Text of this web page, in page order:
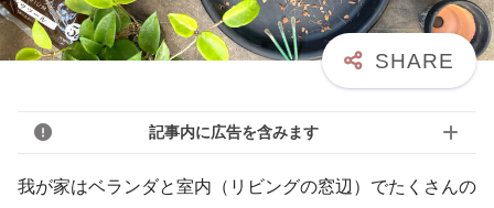
記事内に広告を含みます
我が家はベランダと室内（リビングの窓辺）でたくさんの